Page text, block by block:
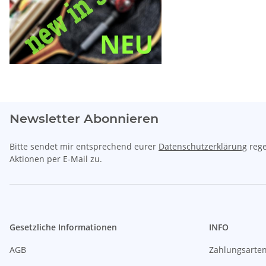
Newsletter Abonnieren
Bitte sendet mir entsprechend eurer Datenschutzerklärung
Aktionen per E-Mail zu.
Gesetzliche Informationen
AGB
INFO